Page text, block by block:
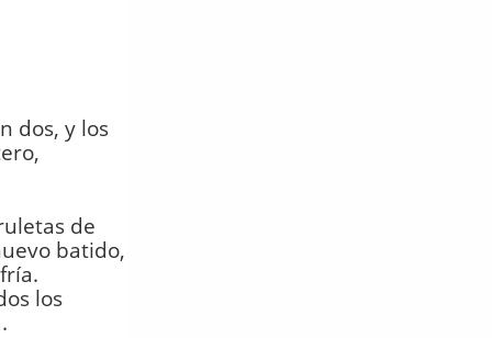
dos, y los
de
batido,
los